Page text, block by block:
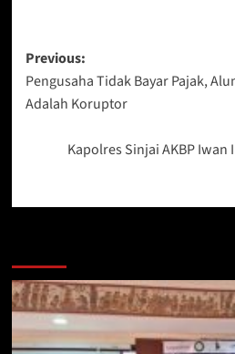
Post
navigation
Previous:
Pengusaha Tidak Bayar Pajak,
Adalah Koruptor
Kapolres Sinjai AKBP